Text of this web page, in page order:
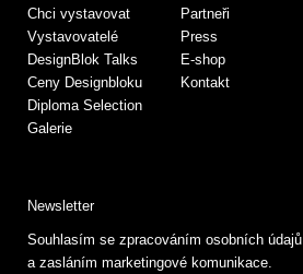
Chci vystavovat
Vystavovatelé
DesignBlok Talks
Ceny Designbloku
Diploma Selection
Galerie
Partneři
Press
E-shop
Kontakt
Newsletter
Souhlasím se zpracováním osobních údajů
a zasláním marketingové komunikace.